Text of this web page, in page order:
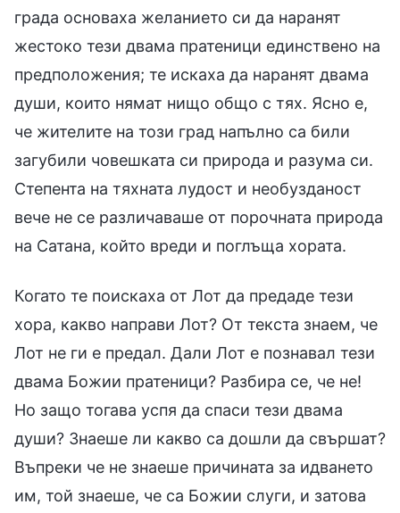
града основаха желанието си да наранят
жестоко тези двама пратеници единствено на
предположения; те искаха да наранят двама
души, които нямат нищо общо с тях. Ясно е,
че жителите на този град напълно са били
загубили човешката си природа и разума си.
Степента на тяхната лудост и необузданост
вече не се различаваше от порочната природа
на Сатана, който вреди и поглъща хората.
Когато те поискаха от Лот да предаде тези
хора, какво направи Лот? От текста знаем, че
Лот не ги е предал. Дали Лот е познавал тези
двама Божии пратеници? Разбира се, че не!
Но защо тогава успя да спаси тези двама
души? Знаеше ли какво са дошли да свършат?
Въпреки че не знаеше причината за идването
им, той знаеше, че са Божии слуги, и затова